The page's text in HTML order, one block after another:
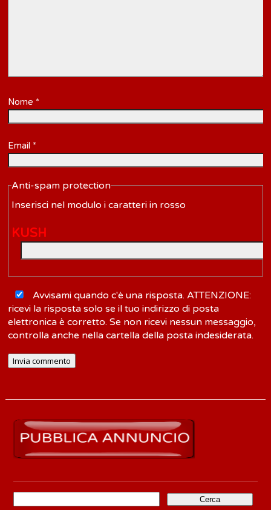
Nome *
Email *
Anti-spam protection
Inserisci nel modulo i caratteri in rosso
KUSH
Avvisami quando c'è una risposta. ATTENZIONE:
ricevi la risposta solo se il tuo indirizzo di posta
elettronica è corretto. Se non ricevi nessun messaggio,
controlla anche nella cartella della posta indesiderata.